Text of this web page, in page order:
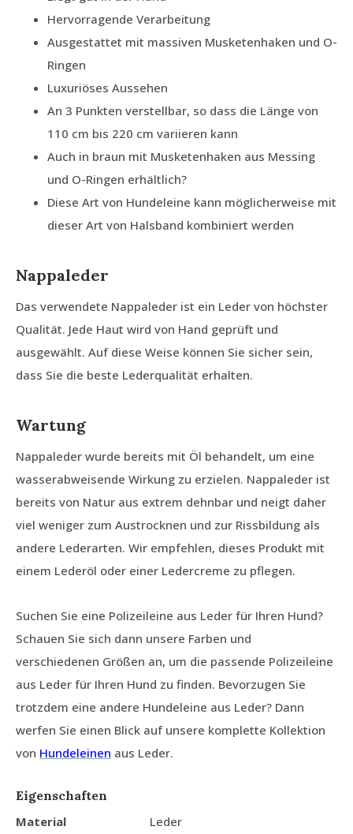
Hervorragende Verarbeitung
Ausgestattet mit massiven Musketenhaken und O-
Ringen
Luxuriöses Aussehen
An 3 Punkten verstellbar, so dass die Länge von
110 cm bis 220 cm variieren kann
Auch in braun mit Musketenhaken aus Messing
und O-Ringen erhältlich?
Diese Art von Hundeleine kann möglicherweise mit
dieser Art von Halsband kombiniert werden
Nappaleder
Das verwendete Nappaleder ist ein Leder von höchster
Qualität. Jede Haut wird von Hand geprüft und
ausgewählt. Auf diese Weise können Sie sicher sein,
dass Sie die beste Lederqualität erhalten.
Wartung
Nappaleder wurde bereits mit Öl behandelt, um eine
wasserabweisende Wirkung zu erzielen. Nappaleder ist
bereits von Natur aus extrem dehnbar und neigt daher
viel weniger zum Austrocknen und zur Rissbildung als
andere Lederarten. Wir empfehlen, dieses Produkt mit
einem Lederöl oder einer Ledercreme zu pflegen.
Suchen Sie eine Polizeileine aus Leder für Ihren Hund?
Schauen Sie sich dann unsere Farben und
verschiedenen Größen an, um die passende Polizeileine
aus Leder für Ihren Hund zu finden. Bevorzugen Sie
trotzdem eine andere Hundeleine aus Leder? Dann
werfen Sie einen Blick auf unsere komplette Kollektion
von Hundeleinen aus Leder.
Eigenschaften
Material
Leder